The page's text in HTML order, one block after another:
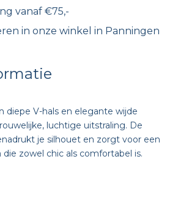
vanaf €75,-
in onze winkel in Panningen
diepe V-hals en elegante wijde
luchtige uitstraling. De
je silhouet en zorgt voor een
zowel chic als comfortabel is.